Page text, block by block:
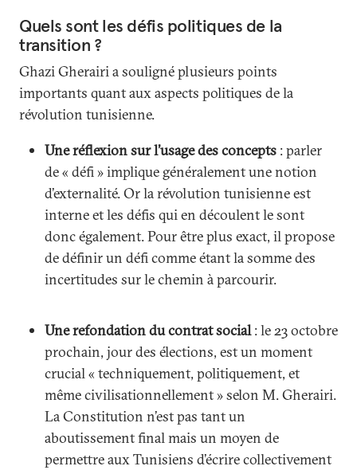
Quels sont les défis politiques de la
transition ?
Ghazi Gherairi a souligné plusieurs points
importants quant aux aspects politiques de la
révolution tunisienne.
Une réflexion sur l’usage des concepts : parler
de « défi » implique généralement une notion
d’externalité. Or la révolution tunisienne est
interne et les défis qui en découlent le sont
donc également. Pour être plus exact, il propose
de définir un défi comme étant la somme des
incertitudes sur le chemin à parcourir.
Une refondation du contrat social: le 23 octobre
prochain, jour des élections, est un moment
crucial « techniquement, politiquement, et
même civilisationnellement » selon M. Gherairi.
La Constitution n’est pas tant un
aboutissement final mais un moyen de
permettre aux Tunisiens d’écrire collectivement